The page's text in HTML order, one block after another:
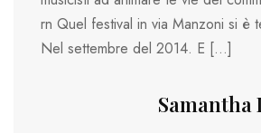
rn Quel festival in via Manzoni si è
Nel settembre del 2014. E […]
Samantha